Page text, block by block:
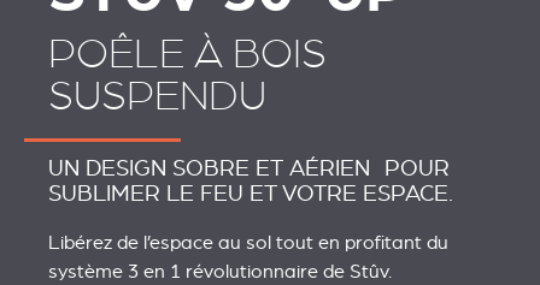
POÊLE À BOIS
SUSPENDU
UN DESIGN SOBRE ET AÉRIEN POUR
SUBLIMER LE FEU ET VOTRE ESPACE.
Libérez de l’espace au sol tout en profitant du
système 3 en 1 révolutionnaire de Stûv.